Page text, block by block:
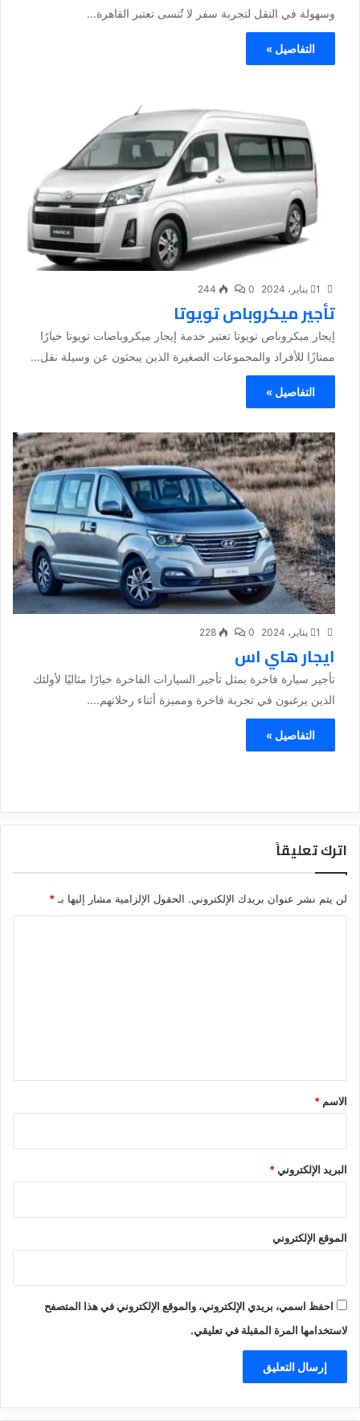
وسهولة في النقل لتجربة سفر لا تُنسى تعتبر القاهرة...
التفاصيل »
1 يناير، 2024 0
244
تأجير ميكروباص تويوتا
إيجار ميكروباص تويوتا تعتبر خدمة إيجار ميكروباصات تويوتا خيارًا
ممتازًا للأفراد والمجموعات الصغيرة الذين يبحثون عن وسيلة نقل...
التفاصيل »
1 يناير، 2024 0
228
ايجار هاي اس
تأجير سيارة فاخرة يمثل تأجير السيارات الفاخرة خيارًا مثاليًا لأولئك
الذين يرغبون في تجربة فاخرة ومميزة أثناء رحلاتهم....
التفاصيل »
اترك تعليقاً
لن يتم نشر عنوان بريدك الإلكتروني. الحقول الإلزامية مشار إليها بـ*
*
الاسم *
البريد الإلكتروني*
الموقع الإلكتروني
احفظ اسمي، بريدي الإلكتروني، والموقع الإلكتروني في هذا المتصفح
لاستخدامها المرة المقبلة في تعليقي.